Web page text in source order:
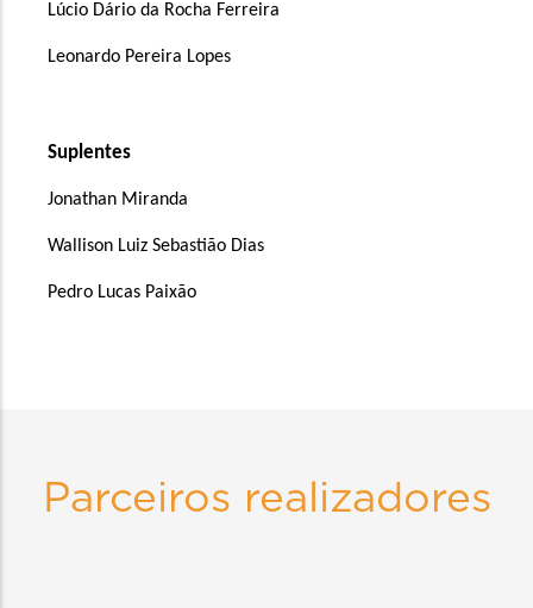
Lúcio Dário da Rocha Ferreira
Leonardo Pereira Lopes
Suplentes
Jonathan Miranda
Wallison Luiz Sebastião Dias
Pedro Lucas Paixão
Parceiros realizadores